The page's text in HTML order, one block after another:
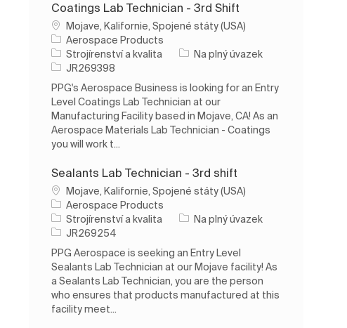
Coatings Lab Technician - 3rd Shift
Umístění
Mojave, Kalifornie, Spojené státy (USA)
Aerospace Products
Kategorie
Strojírenství a kvalita Typ úlohy
Na plný úvazek
ID úlohy
JR269398
PPG's Aerospace Business is looking for an Entry
Level Coatings Lab Technician at our
Manufacturing Facility based in Mojave, CA! As an
Aerospace Materials Lab Technician - Coatings
you will work t...
Sealants Lab Technician - 3rd shift
Umístění
Mojave, Kalifornie, Spojené státy (USA)
Aerospace Products
Kategorie
Strojírenství a kvalita Typ úlohy
Na plný úvazek
ID úlohy
JR269254
PPG Aerospace is seeking an Entry Level
Sealants Lab Technician at our Mojave facility! As
a Sealants Lab Technician, you are the person
who ensures that products manufactured at this
facility meet...